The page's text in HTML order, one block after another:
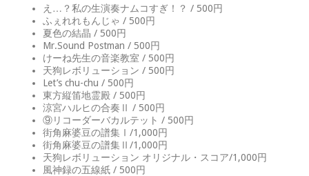
え…？私の生演奏ナムコすぎ！？ / 500円
ふぇれれもんじゃ / 500円
夏色の結晶 / 500円
Mr.Sound Postman / 500円
けーね先生の音楽教室 / 500円
天狗レボリューション / 500円
Let’s chu-chu / 500円
東方縦笛地霊殿 / 500円
涼宮ハルヒの合奏Ⅱ / 500円
⑨リコーダーバカルテット / 500円
街角麻婆豆の譜集Ⅰ/1,000円
街角麻婆豆の譜集Ⅱ/1,000円
天狗レボリューション オリジナル・スコア/1,000円
風神録の五線紙 / 500円